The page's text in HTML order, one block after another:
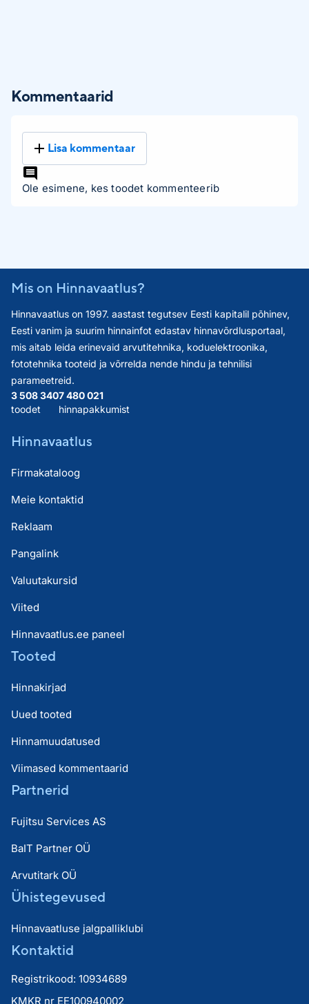
Kommentaarid
Lisa kommentaar
Ole esimene, kes toodet kommenteerib
Mis on Hinnavaatlus?
Hinnavaatlus on 1997. aastast tegutsev Eesti kapitalil põhinev,
Eesti vanim ja suurim hinnainfot edastav hinnavõrdlusportaal,
mis aitab leida erinevaid arvutitehnika, koduelektroonika,
fototehnika tooteid ja võrrelda nende hindu ja tehnilisi
parameetreid.
3 508 340
toodet
7 480 021
hinnapakkumist
Hinnavaatlus
Firmakataloog
Meie kontaktid
Reklaam
Pangalink
Valuutakursid
Viited
Hinnavaatlus.ee paneel
Tooted
Hinnakirjad
Uued tooted
Hinnamuudatused
Viimased kommentaarid
Partnerid
Fujitsu Services AS
BaIT Partner OÜ
Arvutitark OÜ
Ühistegevused
Hinnavaatluse jalgpalliklubi
Kontaktid
Registrikood: 10934689
KMKR nr EE100940002